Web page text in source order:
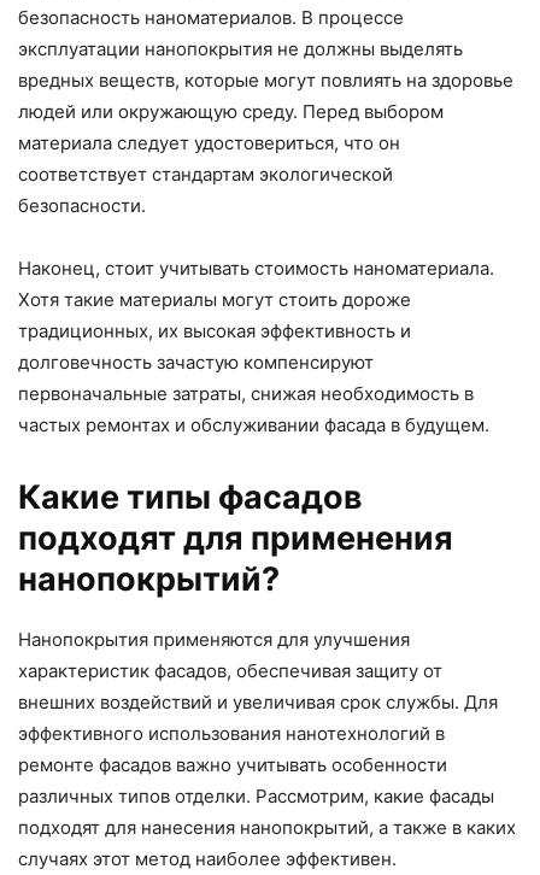
безопасность наноматериалов. В процессе
эксплуатации нанопокрытия не должны выделять
вредных веществ, которые могут повлиять на здоровье
людей или окружающую среду. Перед выбором
материала следует удостовериться, что он
соответствует стандартам экологической
безопасности.
Наконец, стоит учитывать стоимость наноматериала.
Хотя такие материалы могут стоить дороже
традиционных, их высокая эффективность и
долговечность зачастую компенсируют
первоначальные затраты, снижая необходимость в
частых ремонтах и обслуживании фасада в будущем.
Какие типы фасадов
подходят для применения
нанопокрытий?
Нанопокрытия применяются для улучшения
характеристик фасадов, обеспечивая защиту от
внешних воздействий и увеличивая срок службы. Для
эффективного использования нанотехнологий в
ремонте фасадов важно учитывать особенности
различных типов отделки. Рассмотрим, какие фасады
подходят для нанесения нанопокрытий, а также в каких
случаях этот метод наиболее эффективен.